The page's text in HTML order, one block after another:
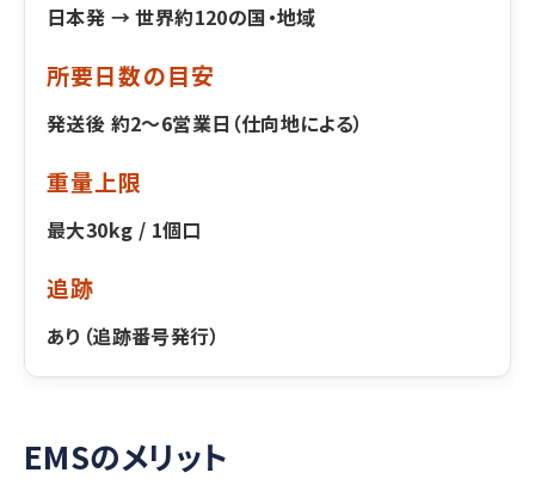
日本発 → 世界約120の国・地域
所要日数の目安
発送後 約2～6営業日（仕向地による）
重量上限
最大30kg / 1個口
追跡
あり（追跡番号発行）
EMSのメリット